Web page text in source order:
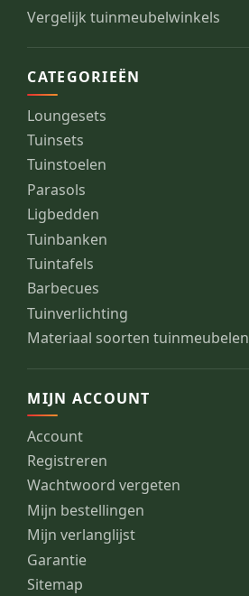
Vergelijk tuinmeubelwinkels
CATEGORIEËN
Loungesets
Tuinsets
Tuinstoelen
Parasols
Ligbedden
Tuinbanken
Tuintafels
Barbecues
Tuinverlichting
Materiaal soorten tuinmeubelen
MIJN ACCOUNT
Account
Registreren
Wachtwoord vergeten
Mijn bestellingen
Mijn verlanglijst
Garantie
Sitemap